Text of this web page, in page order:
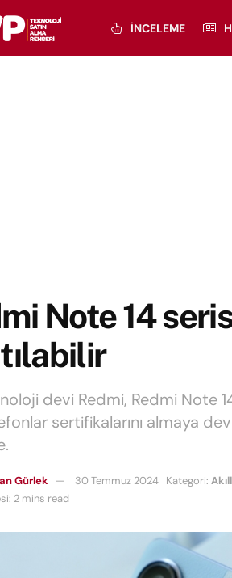
İNCELEME
Note 14
devi Redmi, Redmi Note
sertifikalarını almaya
Gürlek 30 Temmuz 2024 Kategori:
2 mins read